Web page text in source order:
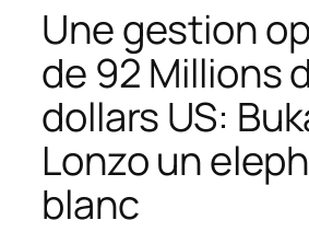
Une gestion
de 92 Millions
dollars US:
Lonzo un
blanc